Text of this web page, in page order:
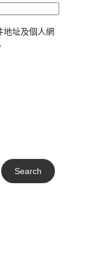
地址及個人網
Search